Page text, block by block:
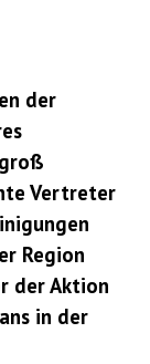
der
Vertreter
Region
der Aktion
in der